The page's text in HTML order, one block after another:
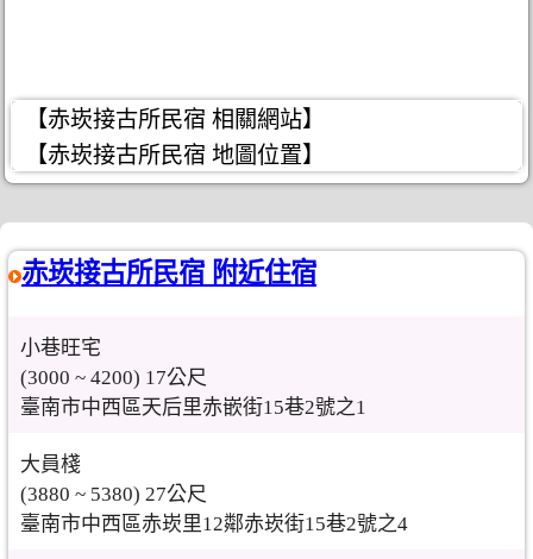
【赤崁接古所民宿 相關網站】
【赤崁接古所民宿 地圖位置】
赤崁接古所民宿 附近住宿
小巷旺宅
(3000 ~ 4200) 17公尺
臺南市中西區天后里赤嵌街15巷2號之1
大員棧
(3880 ~ 5380) 27公尺
臺南市中西區赤崁里12鄰赤崁街15巷2號之4